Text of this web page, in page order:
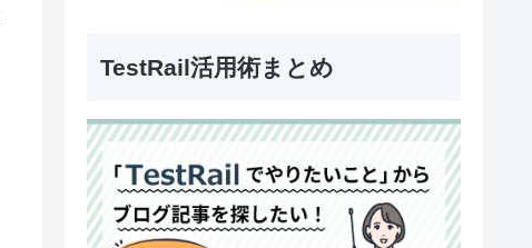
TestRail活用術まとめ